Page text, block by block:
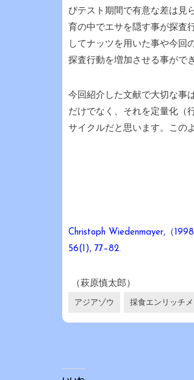
びテスト期間で有意な差は見
育の中でエサを隠す事が探査
してナッツを用いた事や今回
探査行動を増加させる事がで
今回紹介した文献で大切な事
だけでなく、それを定量化（
サイクルだと思います。この
Christoph Wiedenmayer,（
56(1), 77–82.
（萩原慎太郎）
アジアゾウ 採食エンリッチメ